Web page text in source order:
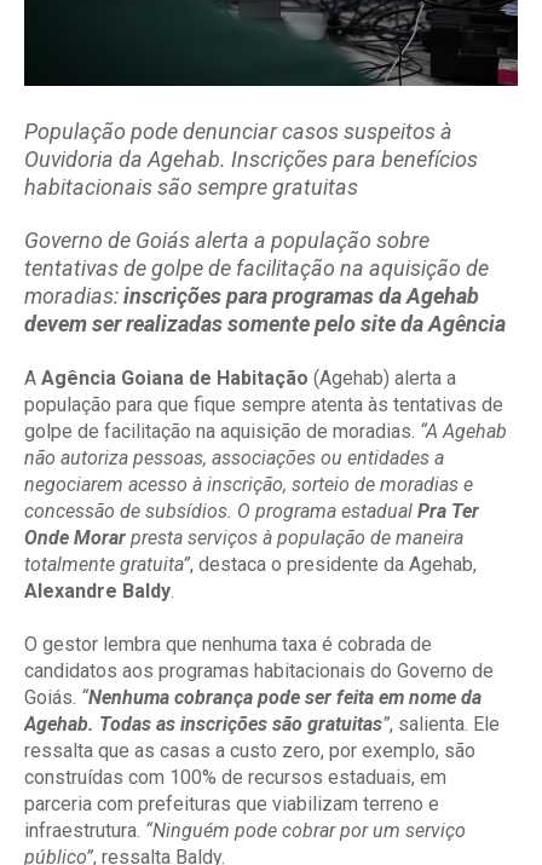
População pode denunciar casos suspeitos à
Ouvidoria da Agehab. Inscrições para benefícios
habitacionais são sempre gratuitas
Governo de Goiás alerta a população sobre
tentativas de golpe de facilitação na aquisição de
moradias:inscrições para programas da Agehab
devem ser realizadas somente pelo site da Agência
A Agência Goiana de Habitação (Agehab) alerta a
população para que fique sempre atenta às tentativas de
golpe de facilitação na aquisição de moradias. “A Agehab
não autoriza pessoas, associações ou entidades a
negociarem acesso à inscrição, sorteio de moradias e
concessão de subsídios. O programa estadual Pra Ter
Onde Morar presta serviços à população de maneira
totalmente gratuita”, destaca o presidente da Agehab,
Alexandre Baldy.
O gestor lembra que nenhuma taxa é cobrada de
candidatos aos programas habitacionais do Governo de
Goiás. “Nenhuma cobrança pode ser feita em nome da
Agehab. Todas as inscrições são gratuitas”, salienta. Ele
ressalta que as casas a custo zero, por exemplo, são
construídas com 100% de recursos estaduais, em
parceria com prefeituras que viabilizam terreno e
infraestrutura. “Ninguém pode cobrar por um serviço
público”, ressalta Baldy.